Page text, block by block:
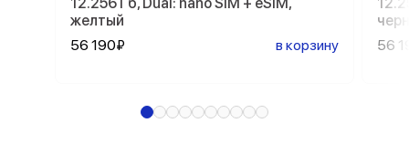
желтый
56 190₽
в корзину
56